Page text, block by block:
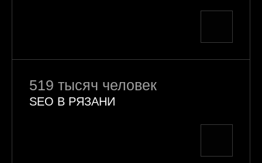
519 тысяч человек
SEO В РЯЗАНИ